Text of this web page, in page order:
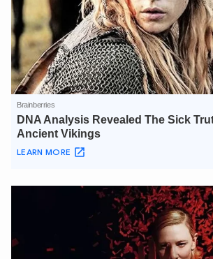
XIN CHÀO,
TÔI LÀ CHATBOT CỦA